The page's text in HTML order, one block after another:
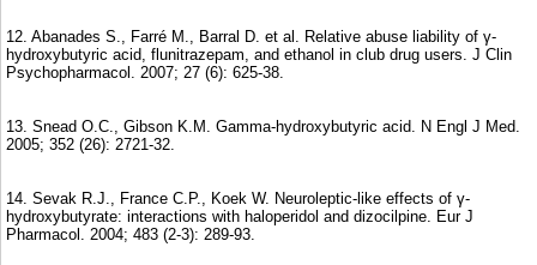
12. Abanades S., Farré M., Barral D. et al. Relative abuse liability of γ-
hydroxybutyric acid, flunitrazepam, and ethanol in club drug users. J Clin
Psychopharmacol. 2007; 27 (6): 625-38.
13. Snead O.C., Gibson K.M. Gamma-hydroxybutyric acid. N Engl J Med.
2005; 352 (26): 2721-32.
14. Sevak R.J., France C.P., Koek W. Neuroleptic-like effects of γ-
hydroxybutyrate: interactions with haloperidol and dizocilpine. Eur J
Pharmacol. 2004; 483 (2-3): 289-93.